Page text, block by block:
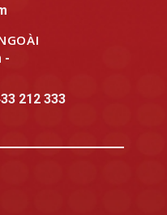
-
212 333